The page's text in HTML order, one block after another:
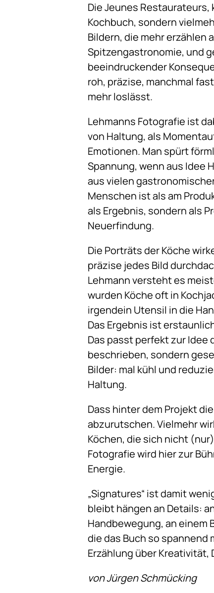
Die Jeunes Restaurateurs,
Kochbuch, sondern
Bildern, die mehr erzählen
Spitzengastronomie, und
beeindruckender
roh, präzise, manchmal
mehr loslässt.
Lehmanns Fotografie ist
von Haltung, als
Emotionen. Man spürt
Spannung, wenn aus Idee
aus vielen
Menschen ist als am
als Ergebnis, sondern als
Neuerfindung.
Die Porträts der Köche
präzise jedes Bild
Lehmann versteht es
wurden Köche oft in
irgendein Utensil in die
Das Ergebnis ist
Das passt perfekt zur Idee
beschrieben, sondern
Bilder: mal kühl und
Haltung.
Dass hinter dem Projekt
abzurutschen. Vielmehr
Köchen, die sich nicht
Fotografie wird hier zur
Energie.
„Signatures“ ist damit
bleibt hängen an Details:
Handbewegung, an einem
die das Buch so spannend
Erzählung über
von Jürgen Schmücking